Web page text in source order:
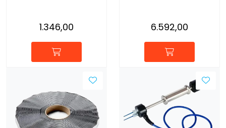
1.346,00 6.592,00